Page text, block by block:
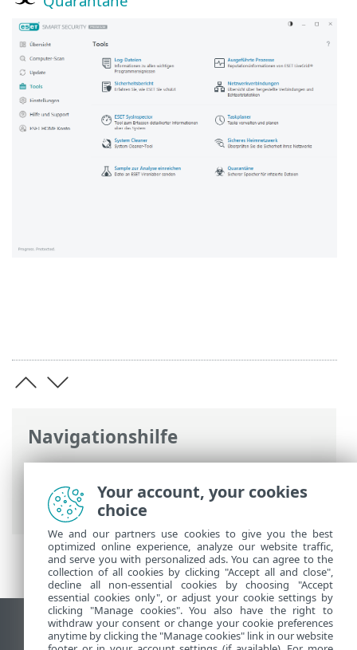
Navigationshilfe
ESET Online-Hilfe>ESET Smart Security
Premium
>Arbeiten mit ESET Smart
Security Premium
Desktop-Site anzeigen
Your account, your cookies
choice
We and our partners use cookies to give you the best
optimized online experience, analyze our website traffic,
and serve you with personalized ads. You can agree to the
collection of all cookies by clicking "Accept all and close",
decline all non-essential cookies by choosing "Accept
essential cookies only", or adjust your cookie settings by
clicking "Manage cookies". You also have the right to
withdraw your consent or change your cookie preferences
anytime by clicking the "Manage cookies" link in our website